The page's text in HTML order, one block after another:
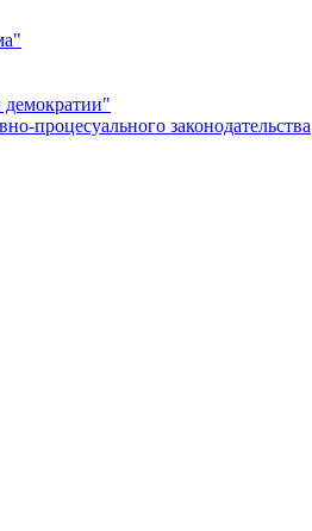
процесуального законодательства